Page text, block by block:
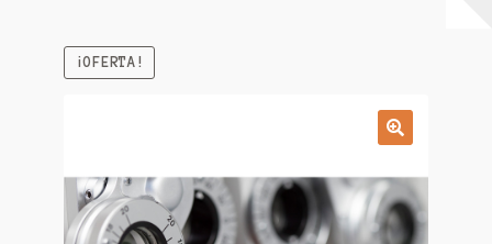
Política de privacidad
¡OFERTA!